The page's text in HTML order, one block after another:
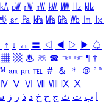
㎄ ㎺ ㎻ ㎽ ㎾ ㎿ ㎐ ㎑
㏛ ㎩ ㎪ ㎫ ㎬ ㏝ ㏐
㏓
↑ ↓ ↔ 〓 ◁ ◀ ▷ ▶ ♤
▦ ▩ ♨ ☏ ☎ ☜ ☞ ¶ †
㏂ ㏘ ℡ ＃ ＆ ＊ ＠ ª º
Ⅳ Ⅴ Ⅵ Ⅶ Ⅷ Ⅸ Ⅹ
ب ت ث ج ح خ د ذ ر ز